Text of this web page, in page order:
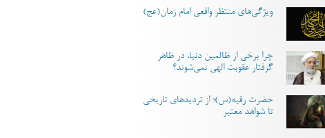
ویژگی‌های منتظر واقعی امام زمان(عج)
چرا برخی از ظالمین دنیا، در ظاهر
گرفتار عقوبت الهی نمی‌شوند؟
حضرت رقیه(س)؛ از تردیدهای تاریخی
تا شواهد معتبر